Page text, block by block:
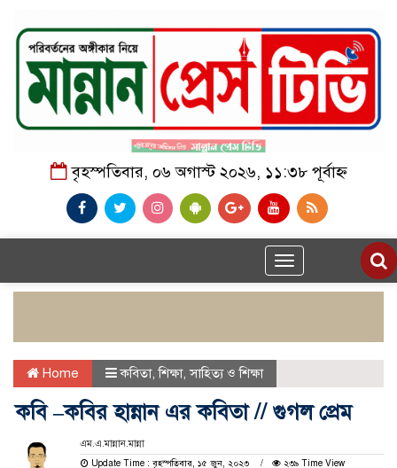
বৃহস্পতিবার, ০৬ অগাস্ট ২০২৬, ১১:৩৮ পূর্বাহ্ন
Toggle
navigation
Home কবিতা,শিক্ষা,সাহিত্য ও শিক্ষা
কবি –কবির হান্নান এর কবিতা // গুগল প্রেম
এম.এ.মান্নান.মান্না
Update Time : বৃহস্পতিবার, ১৫ জুন, ২০২৩
২৩৯ Time View